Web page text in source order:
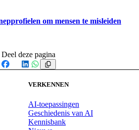
om mensen te misleiden
Deel deze pagina
Facebook
X LinkedIn
WhatsApp
VERKENNEN
AI-toepassingen
Geschiedenis van AI
Kennisbank